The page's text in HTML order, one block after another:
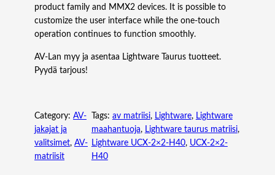
product family and MMX2 devices. It is possible to
customize the user interface while the one-touch
operation continues to function smoothly.
AV-Lan myy ja asentaa Lightware Taurus tuotteet.
Pyydä tarjous!
Category: AV-
jakajat ja
valitsimet, AV-
matriisit
Tags: av matriisi, Lightware, Lightware
maahantuoja, Lightware taurus matriisi ,
Lightware UCX-2×2-H40, UCX-2×2-
H40